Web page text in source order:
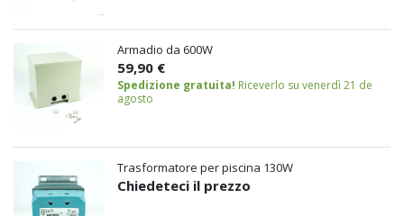
Armadio da 600W
59,90 €
Spedizione gratuita! Riceverlo su venerdì 21 de
agosto
Trasformatore per piscina 130W
Chiedeteci il prezzo